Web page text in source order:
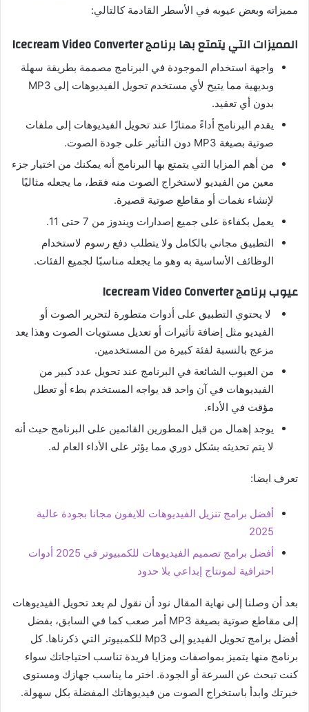
مميزاته وبعض عيوبه في الأسطر القادمة كالتالي:
المميزات التي يتمتع بها برنامج Icecream Video Converter
واجهة استخدام الموجودة في البرنامج مصممة بطريقة سهلة
وبديهية مما يتيح لأي مستخدم تحويل الفيديوهات إلى MP3
بدون أي تعقيد.
يقدم البرنامج أداءً ممتازًا عند تحويل الفيديوهات إلى ملفات
صوتية بصيغة MP3 دون التأثير على جودة الصوت.
من أهم المزايا التي يتمتع بها البرنامج أنه يمكنك من اختيار جزء
معين من الفيديو لاستخراج الصوت منه فقط، ما يجعله مثاليًا
لإنشاء نغمات أو مقاطع صوتية قصيرة.
يعمل بكفاءة على جميع إصدارات ويندوز من 7 حتى 11.
التطبيق مجاني بالكامل ولا يتطلب دفع رسوم لاستخدام
الوظائف الأساسية به وهو ما يجعله مناسبًا لجميع الفئات.
عيوب برنامج Icecream Video Converter
لا يحتوي التطبيق على أدوات متطورة لتحرير الصوت أو
الفيديو مثل إضافة تأثيرات أو تعديل مستويات الصوت وهذا يعد
مزعج بالنسبة لفئة كبيرة من المستخدمين.
من العيوب الشائعة في البرنامج عند تحويل عدد كبير من
الفيديوهات في آن واحد قد يواجه المستخدم بطء أو تعطل
مؤقت في الأداء.
يوجد إهمال من قبل المطورين القائمين على البرنامج حيث أنه
لا يتم تحديثه بشكل دوري مما يؤثر على الأداء العام له.
تعرف ايضا:
أفضل برامج تنزيل الفيديوهات للايفون مجانا بجودة عالية
2025
أفضل برامج تصميم الفيديوهات للكمبيوتر في 2025 أدوات
احترافية لمونتاج إبداعي بلا حدود
بعد أن وصلنا إلى نهاية المقال نود أن نقول لم يعد تحويل الفيديوهات
إلى مقاطع صوتية بصيغة MP3 أمر صعب كما في السابق، بفضل
أفضل برامج تحويل الفيديو إلى Mp3 للكمبيوتر التي ذكرناها. كل
برنامج منها يتميز بمواصفات ومزايا فريدة تناسب احتياجاتك سواء
كنت تبحث عن السرعة أو الجودة. اختر ما يناسب جهازك ومستوى
خبرتك وابدأ باستخراج الصوت من فيديوهاتك المفضلة بكل سهولة.